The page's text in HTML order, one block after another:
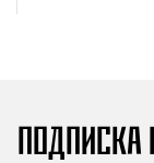
ПОДПИСКА